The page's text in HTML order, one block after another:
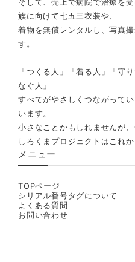
族に向けて七五三衣装や、
着物を無償レンタルし、写真
す。
「つくる人」「着る人」「守
なぐ人」
すべてがやさしくつながって
います。
小さなことかもしれませんが
しろくまプロジェクトはこれ
メニュー
TOPページ
シリアル番号タグについて
よくある質問
お問い合わせ